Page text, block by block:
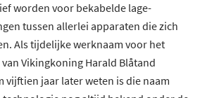
worden voor bekabelde lage-
tussen allerlei apparaten die zich
Als tijdelijke werknaam voor het
Vikingkoning Harald Blåtand
vijftien jaar later weten is die naam